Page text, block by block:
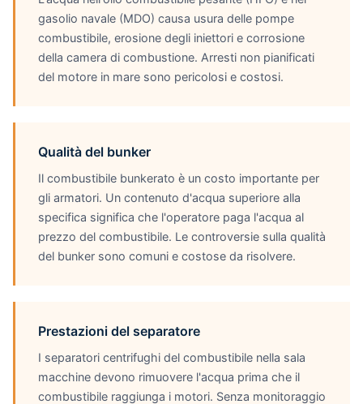
gasolio navale (MDO) causa usura delle pompe
combustibile, erosione degli iniettori e corrosione
della camera di combustione. Arresti non pianificati
del motore in mare sono pericolosi e costosi.
Qualità del bunker
Il combustibile bunkerato è un costo importante per
gli armatori. Un contenuto d'acqua superiore alla
specifica significa che l'operatore paga l'acqua al
prezzo del combustibile. Le controversie sulla qualità
del bunker sono comuni e costose da risolvere.
Prestazioni del separatore
I separatori centrifughi del combustibile nella sala
macchine devono rimuovere l'acqua prima che il
combustibile raggiunga i motori. Senza monitoraggio